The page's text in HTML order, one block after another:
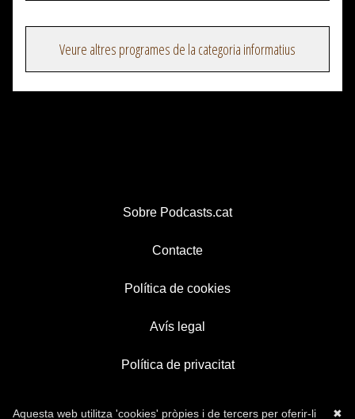
Veure altres programes de la categoria informatius
Sobre Podcasts.cat
Contacte
Política de cookies
Avís legal
Política de privacitat
✖
Aquesta web utilitza 'cookies' pròpies i de tercers per oferir-li